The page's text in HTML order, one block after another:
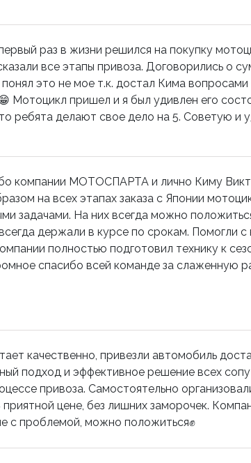
раз в жизни решился на покупку
все этапы привоза. Договорились о
это не мое т.к. достал Кима
Мотоцикл пришел и я был удивлен его
ребята делают свое дело на 5. Советую и
компании МОТОСПАРТА и лично Киму
на всех этапах заказа с Японии
задачами. На них всегда можно
держали в курсе по срокам.
полностью подготовил технику к
спасибо всей команде за слаженную
качественно, привезли автомобиль
подход и эффективное решение всех
привоза. Самостоятельно
цене, без лишних заморочек.
с проблемой, можно положиться✊️